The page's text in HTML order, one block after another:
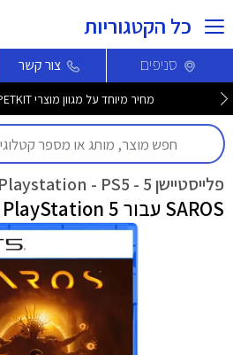
כל הקטגוריות
סניפים צור קשר
מחיר מיוחד על מגוון מוצרי PETKIT לחברי מועדון >>
פלייסטיישן 5 - Playstation - PS5
SAROS עבור PlayStation 5